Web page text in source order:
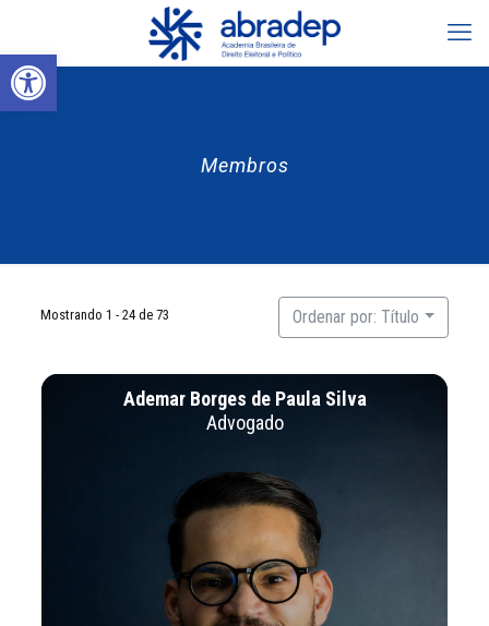
Abrir a barra de ferramentas
Membros
Mostrando 1 - 24 de 73 Ordenar por: Título
Ademar Borges de Paula Silva
Advogado